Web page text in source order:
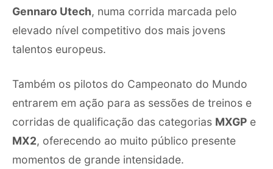
Gennaro Utech, numa corrida marcada pelo
elevado nível competitivo dos mais jovens
talentos europeus.
Também os pilotos do Campeonato do Mundo
entrarem em ação para as sessões de treinos e
corridas de qualificação das categorias MXGP e
MX2, oferecendo ao muito público presente
momentos de grande intensidade.